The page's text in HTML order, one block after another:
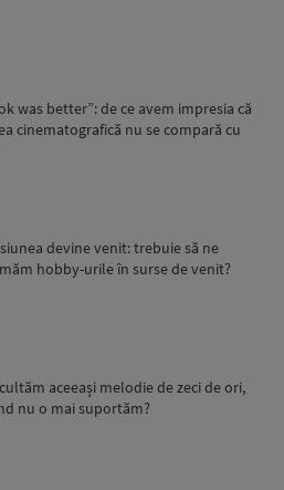
was better”: de ce avem impresia că
cinematografică nu se compară cu
devine venit: trebuie să ne
hobby-urile în surse de venit?
aceeași melodie de zeci de ori,
nu o mai suportăm?